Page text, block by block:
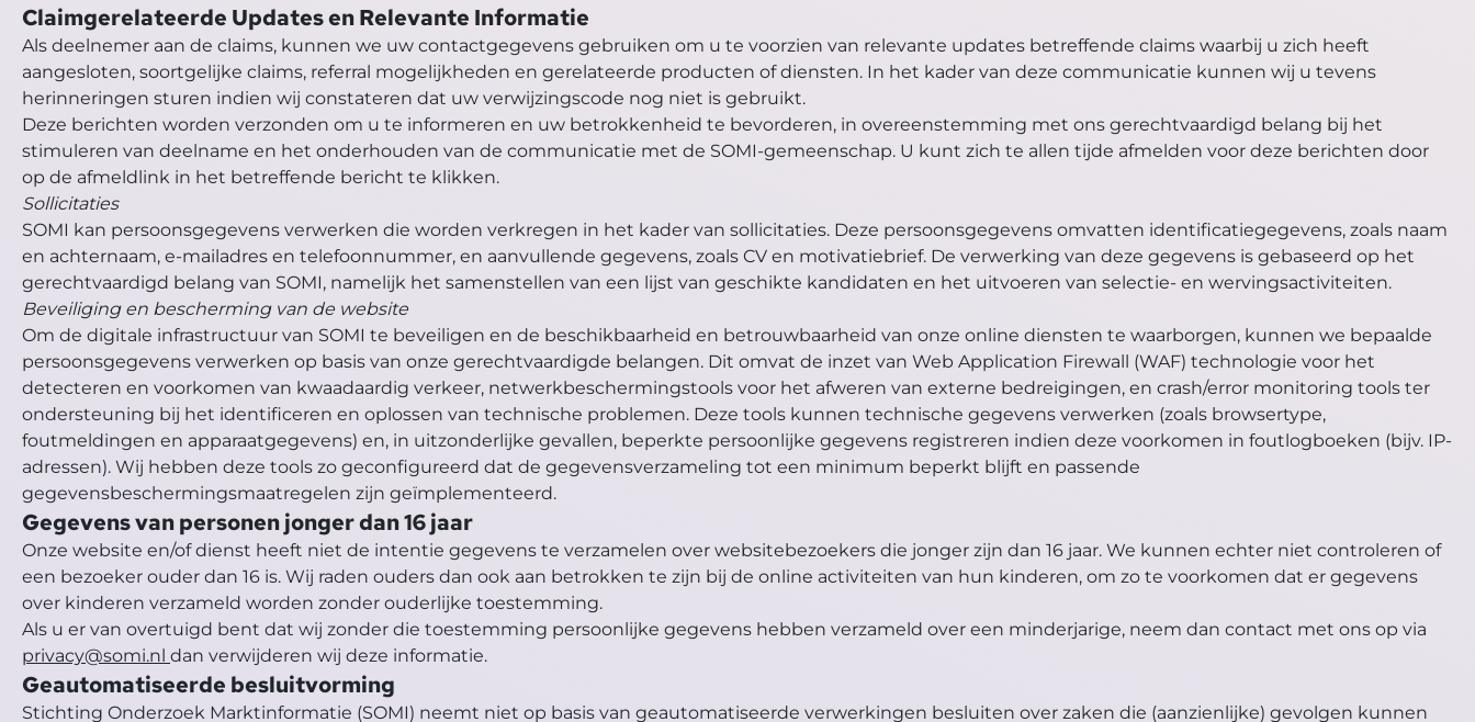
Claimgerelateerde Updates en Relevante Informatie
Als deelnemer aan de claims, kunnen we uw contactgegevens gebruiken om u te voorzien van relevante updates betreffende claims waarbij u zich heeft
aangesloten, soortgelijke claims, referral mogelijkheden en gerelateerde producten of diensten. In het kader van deze communicatie kunnen wij u tevens
herinneringen sturen indien wij constateren dat uw verwijzingscode nog niet is gebruikt.
Deze berichten worden verzonden om u te informeren en uw betrokkenheid te bevorderen, in overeenstemming met ons gerechtvaardigd belang bij het
stimuleren van deelname en het onderhouden van de communicatie met de SOMI-gemeenschap. U kunt zich te allen tijde afmelden voor deze berichten door
op de afmeldlink in het betreffende bericht te klikken.
Sollicitaties
SOMI kan persoonsgegevens verwerken die worden verkregen in het kader van sollicitaties. Deze persoonsgegevens omvatten identificatiegegevens, zoals naam
en achternaam, e-mailadres en telefoonnummer, en aanvullende gegevens, zoals CV en motivatiebrief. De verwerking van deze gegevens is gebaseerd op het
gerechtvaardigd belang van SOMI, namelijk het samenstellen van een lijst van geschikte kandidaten en het uitvoeren van selectie- en wervingsactiviteiten.
Beveiliging en bescherming van de website
Om de digitale infrastructuur van SOMI te beveiligen en de beschikbaarheid en betrouwbaarheid van onze online diensten te waarborgen, kunnen we bepaalde
persoonsgegevens verwerken op basis van onze gerechtvaardigde belangen. Dit omvat de inzet van Web Application Firewall (WAF) technologie voor het
detecteren en voorkomen van kwaadaardig verkeer, netwerkbeschermingstools voor het afweren van externe bedreigingen, en crash/error monitoring tools ter
ondersteuning bij het identificeren en oplossen van technische problemen. Deze tools kunnen technische gegevens verwerken (zoals browsertype,
foutmeldingen en apparaatgegevens) en, in uitzonderlijke gevallen, beperkte persoonlijke gegevens registreren indien deze voorkomen in foutlogboeken (bijv. IP-
adressen). Wij hebben deze tools zo geconfigureerd dat de gegevensverzameling tot een minimum beperkt blijft en passende
gegevensbeschermingsmaatregelen zijn geïmplementeerd.
Gegevens van personen jonger dan 16 jaar
Onze website en/of dienst heeft niet de intentie gegevens te verzamelen over websitebezoekers die jonger zijn dan 16 jaar. We kunnen echter niet controleren of
een bezoeker ouder dan 16 is. Wij raden ouders dan ook aan betrokken te zijn bij de online activiteiten van hun kinderen, om zo te voorkomen dat er gegevens
over kinderen verzameld worden zonder ouderlijke toestemming.
Als u er van overtuigd bent dat wij zonder die toestemming persoonlijke gegevens hebben verzameld over een minderjarige, neem dan contact met ons op via
privacy@somi.nl dan verwijderen wij deze informatie.
Geautomatiseerde besluitvorming
Stichting Onderzoek Marktinformatie (SOMI) neemt niet op basis van geautomatiseerde verwerkingen besluiten over zaken die (aanzienlijke) gevolgen kunnen